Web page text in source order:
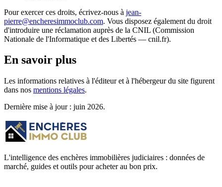
Pour exercer ces droits, écrivez-nous à jean-
pierre@encheresimmoclub.com. Vous disposez également du droit
d'introduire une réclamation auprès de la CNIL (Commission
Nationale de l'Informatique et des Libertés — cnil.fr).
En savoir plus
Les informations relatives à l'éditeur et à l'hébergeur du site figurent
dans nos mentions légales.
Dernière mise à jour : juin 2026.
L'intelligence des enchères immobilières judiciaires : données de
marché, guides et outils pour acheter au bon prix.